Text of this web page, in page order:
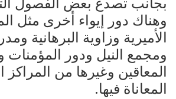
وهناك دور إيواء أخرى مثل
الأميرية وزاوية البرهانية
ومجمع النيل ودور المؤمنات
المعاقين وغيرها من المراكز
المعاناة فيها.